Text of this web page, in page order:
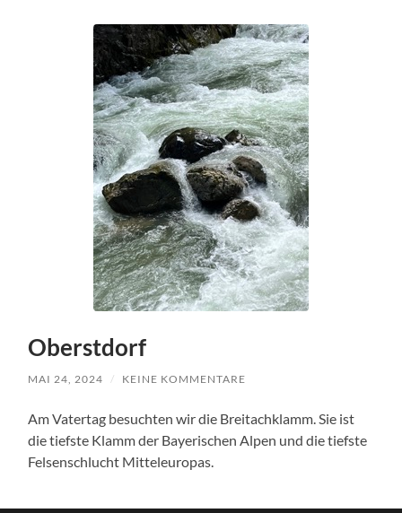
Oberstdorf
MAI 24, 2024 / KEINE KOMMENTARE
Am Vatertag besuchten wir die Breitachklamm. Sie ist
die tiefste Klamm der Bayerischen Alpen und die tiefste
Felsenschlucht Mitteleuropas.